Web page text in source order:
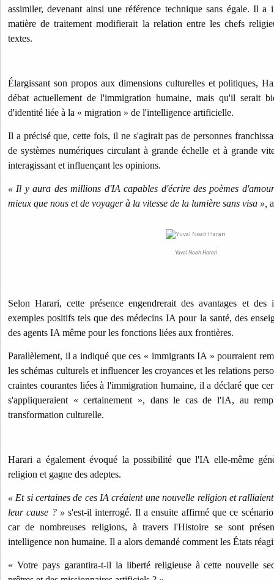
assimiler, devenant ainsi une référence technique sans égale. Il a
matière de traitement modifierait la relation entre les chefs
textes.
Élargissant son propos aux dimensions culturelles et politiques,
débat actuellement de l'immigration humaine, mais qu'il serait
d'identité liée à la « migration » de l'intelligence artificielle.
Il a précisé que, cette fois, il ne s'agirait pas de personnes
de systèmes numériques circulant à grande échelle et à grande
interagissant et influençant les opinions.
« Il y aura des millions d'IA capables d'écrire des poèmes
mieux que nous et de voyager à la vitesse de la lumière sans visa »,
Yuval Noah Harari
Selon Harari, cette présence engendrerait des avantages et
exemples positifs tels que des médecins IA pour la santé, des
des agents IA même pour les fonctions liées aux frontières.
Parallèlement, il a indiqué que ces « immigrants IA » pourraient
les schémas culturels et influencer les croyances et les relations
craintes courantes liées à l'immigration humaine, il a déclaré que
s'appliqueraient « certainement », dans le cas de l'IA, au
transformation culturelle.
Harari a également évoqué la possibilité que l'IA elle-même
religion et gagne des adeptes.
« Et si certaines de ces IA créaient une nouvelle religion et
leur cause ? » s'est-il interrogé. Il a ensuite affirmé que ce
car de nombreuses religions, à travers l'Histoire se sont
intelligence non humaine. Il a alors demandé comment les États
« Votre pays garantira-t-il la liberté religieuse à cette nouvelle